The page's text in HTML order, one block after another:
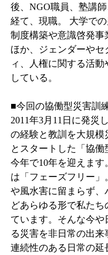
後、NGO職員、塾講
経て、現職。 大学で
制度構築や意識啓発事
ほか、ジェンダーやセ
ィ、人権に関する活
している。
■今回の協働型災害訓
2011年3月11日に発災
の経験と教訓を大規模
とスタートした「協働
今年で10年を迎えます
は「フェーズフリー」
や風水害に留まらず、
どあらゆる形で私たち
ています。そんな今や
る災害を非日常の出来
連続性のある日常の延